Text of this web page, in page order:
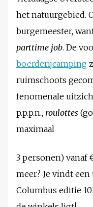
het natuurgebied.
burgemeester,
parttime job. De
boerderijcamping
ruimschoots
fenomenale
p.p.p.n., roulottes
maximaal
3 personen) vanaf
meer? Je vindt
Columbus editie